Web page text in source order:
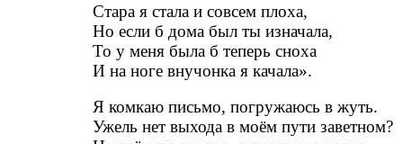
Стара я стала и совсем плоха,
Но если б дома был ты изначала,
То у меня была б теперь сноха
И на ноге внучонка я качала».
Я комкаю письмо, погружаюсь в жуть.
Ужель нет выхода в моём пути заветном?